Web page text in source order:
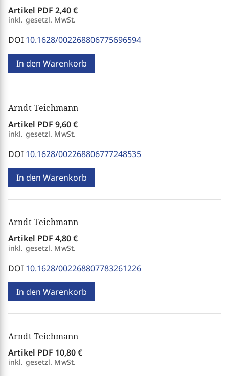
Artikel PDF 2,40 €
inkl. gesetzl. MwSt.
DOI 10.1628/002268806775696594
In den Warenkorb
Arndt Teichmann
Artikel PDF 9,60 €
inkl. gesetzl. MwSt.
DOI 10.1628/002268806777248535
In den Warenkorb
Arndt Teichmann
Artikel PDF 4,80 €
inkl. gesetzl. MwSt.
DOI 10.1628/002268807783261226
In den Warenkorb
Arndt Teichmann
Artikel PDF 10,80 €
inkl. gesetzl. MwSt.